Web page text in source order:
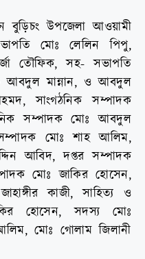
বুড়িচং উপজেলা আওয়ামী
মোঃ লেলিন পিপু,
তৌফিক, সহ- সভাপতি
আবদুল মান্নান, ও আবদুল
সাংগঠনিক সম্পাদক
সম্পাদক মোঃ আবদুল
মোঃ শাহ আলিম,
আবিদ, দপ্তর সম্পাদক
মোঃ জাকির হোসেন,
কাজী, সাহিত্য ও
হোসেন, সদস্য মোঃ
মোঃ গোলাম জিলানী